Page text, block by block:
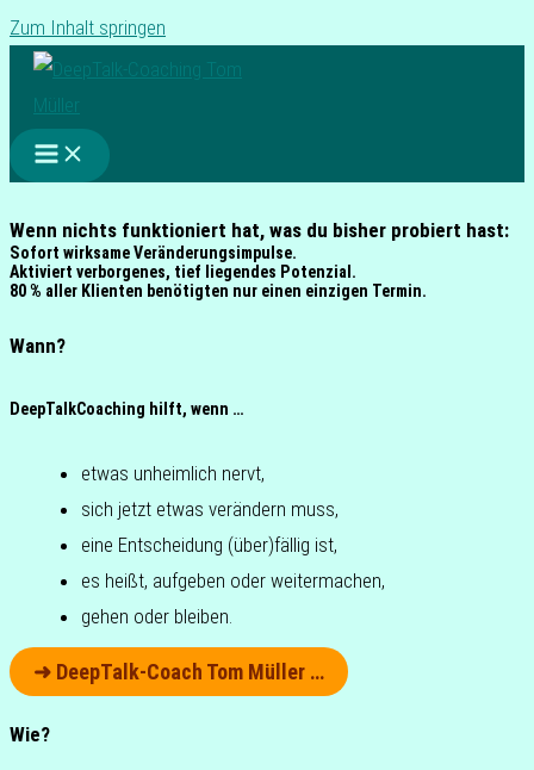
Zum Inhalt springen
Wenn nichts funktioniert hat, was du bisher probiert hast:
Sofort wirksame Veränderungsimpulse.
Aktiviert verborgenes, tief liegendes Potenzial.
80 % aller Klienten benötigten nur einen einzigen Termin.
Wann?
DeepTalkCoaching hilft, wenn …
etwas unheim­lich nervt,
sich jetzt etwas ver­än­dern muss,
eine Ent­schei­dung (über)fällig ist,
es heißt, auf­ge­ben oder weitermachen,
gehen oder bleiben.
➜ DeepTalk-Coach Tom Müller …
Wie?